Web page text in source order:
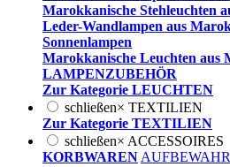
Marokkanische Stehleuchten
Leder-Wandlampen aus
Sonnenlampen
Marokkanische Leuchten aus
LAMPENZUBEHÖR
Zur Kategorie LEUCHTEN
schließen× TEXTILIEN
Zur Kategorie TEXTILIEN
schließen× ACCESSOIRES
KORBWAREN